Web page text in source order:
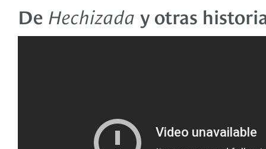
De Hechizada y otras